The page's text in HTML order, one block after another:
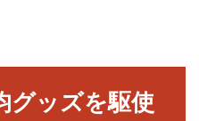
グッズを駆使